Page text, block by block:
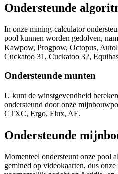
Ondersteunde
In onze mining-calculator
pool kunnen worden gedolven,
Kawpow, Progpow, Octopus,
Cuckatoo 31, Cuckatoo 32,
Ondersteunde munten
U kunt de winstgevendheid
ondersteund door onze
CTXC, Ergo, Flux, AE.
Ondersteunde
Momenteel ondersteunt onze pool
gemined op videokaarten, dus